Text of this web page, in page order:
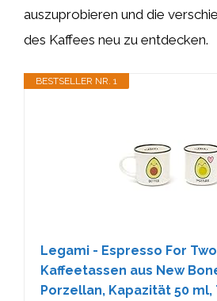
auszuprobieren und die
des Kaffees neu zu entdecken.
BESTSELLER NR. 1
Legami - Espresso For
Kaffeetassen aus New
Porzellan, Kapazität 50 ml,